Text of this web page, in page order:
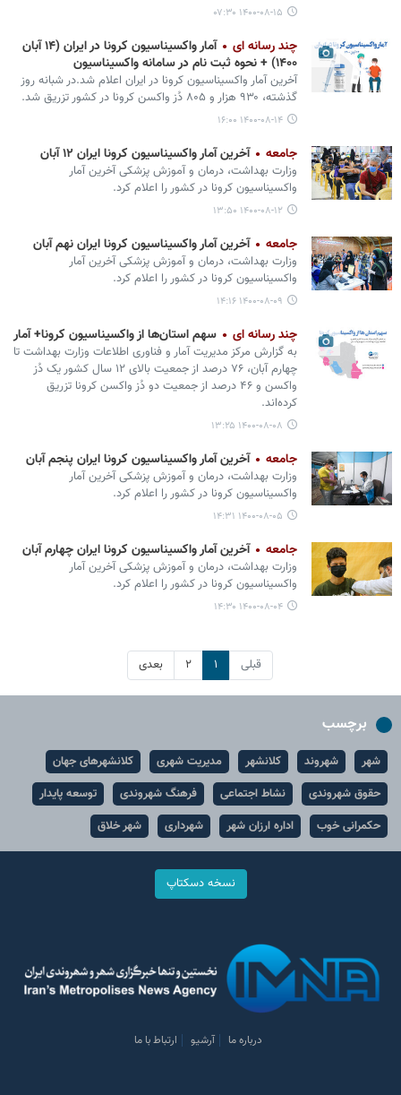
۱۴۰۰-۰۸-۱۵ ۰۷:۳۰
چند رسانه ای
آمار واکسیناسیون کرونا در ایران (۱۴ آبان
۱۴۰۰) + نحوه ثبت نام در سامانه واکسیناسیون
آخرین آمار واکسیناسیون کرونا در ایران اعلام شد.در شبانه روز
گذشته، ۹۳۰ هزار و ۸۰۵ دُز واکسن کرونا در کشور تزریق شد.
۱۴۰۰-۰۸-۱۴ ۱۶:۰۰
جامعه آخرین آمار واکسیناسیون کرونا ایران ۱۲ آبان
وزارت بهداشت، درمان و آموزش پزشکی آخرین آمار
واکسیناسیون کرونا در کشور را اعلام کرد.
۱۴۰۰-۰۸-۱۲ ۱۳:۵۰
جامعه آخرین آمار واکسیناسیون کرونا ایران نهم آبان
وزارت بهداشت، درمان و آموزش پزشکی آخرین آمار
واکسیناسیون کرونا در کشور را اعلام کرد.
۱۴۰۰-۰۸-۰۹ ۱۴:۱۶
چند رسانه ای سهم استان‌ها از واکسیناسیون کرونا+ آمار
به گزارش مرکز مدیریت آمار و فناوری اطلاعات وزارت بهداشت تا
چهارم آبان، ۷۶ درصد از جمعیت بالای ۱۲ سال کشور یک دُز
واکسن و ۴۶ درصد از جمعیت دو دُز واکسن کرونا تزریق
کرده‌اند.
۱۴۰۰-۰۸-۰۸ ۱۳:۲۵
جامعه آخرین آمار واکسیناسیون کرونا ایران پنجم آبان
وزارت بهداشت، درمان و آموزش پزشکی آخرین آمار
واکسیناسیون کرونا در کشور را اعلام کرد.
۱۴۰۰-۰۸-۰۵ ۱۴:۳۱
جامعه آخرین آمار واکسیناسیون کرونا ایران چهارم آبان
وزارت بهداشت، درمان و آموزش پزشکی آخرین آمار
واکسیناسیون کرونا در کشور را اعلام کرد.
۱۴۰۰-۰۸-۰۴ ۱۴:۳۰
قبلی ۱ ۲ بعدی
برچسب
شهر شهروند کلانشهر مدیریت شهری
کلانشهرهای جهان
حقوق شهروندی
نشاط اجتماعی فرهنگ شهروندی
توسعه پایدار
حکمرانی خوب
اداره ارزان شهر شهرداری شهر خلاق
نسخه دسکتاپ
درباره ما آرشیو ارتباط با ما